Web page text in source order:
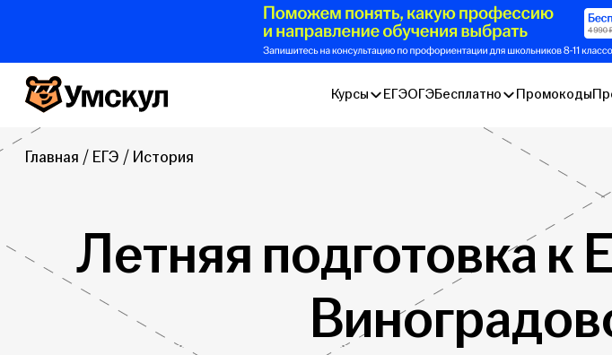
Умскул
Курсы ЕГЭОГЭБесплатно Промокоды
Главная ЕГЭ История
Летняя подготовка к